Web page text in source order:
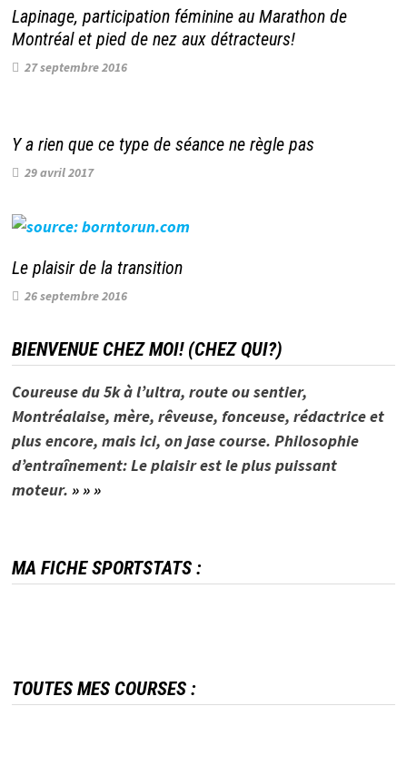
Lapinage, participation féminine au Marathon de
Montréal et pied de nez aux détracteurs!
27 septembre 2016
Y a rien que ce type de séance ne règle pas
29 avril 2017
Le plaisir de la transition
26 septembre 2016
BIENVENUE CHEZ MOI! (CHEZ QUI?)
Coureuse du 5k à l’ultra, route ou sentier,
Montréalaise, mère, rêveuse, fonceuse, rédactrice et
plus encore, mais ici, on jase course. Philosophie
d’entraînement: Le plaisir est le plus puissant
moteur. » » »
MA FICHE SPORTSTATS :
TOUTES MES COURSES :